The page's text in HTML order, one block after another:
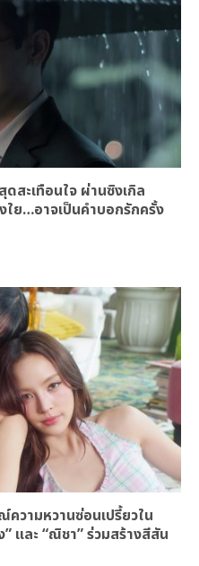
สะเทือนใจ ผ่านซิงเกิล
ใย…อาจเป็นคำบอกรักครั้ง
ความหวานซ่อนเปรี้ยวใน
และ “ณิชา” ร่วมสร้างสีสัน